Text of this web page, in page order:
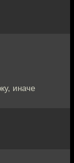
иначе